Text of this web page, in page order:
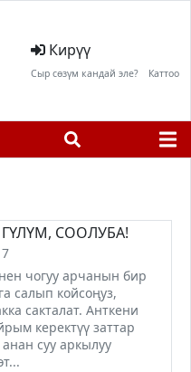
Кирүү
Сыр сөзүм кандай эле? Каттоо
СООЛУБА!
чогуу арчанын бир
салып койсоңуз,
сакталат. Анткени
керектүү заттар
анан суу аркылуу